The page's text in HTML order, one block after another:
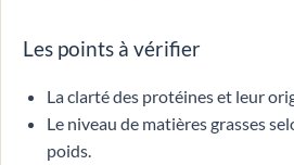
Les points à vérifier
La clarté des protéines et leur
Le niveau de matières grasses
poids.